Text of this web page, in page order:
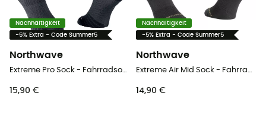
Nachhaltigkeit
-5% Extra - Code Summer5
Northwave
Extreme Pro Sock - Fahrradsocken - Herren
15,90 €
Nachhaltigkeit
-5% Extra - Code Summer5
Northwave
Extreme Air Mid Sock - Fahrradsocken
14,90 €